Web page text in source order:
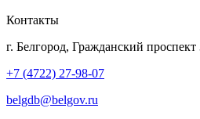
Контакты
г. Белгород, Гражданский проспект
+7 (4722) 27-98-07
belgdb@belgov.ru